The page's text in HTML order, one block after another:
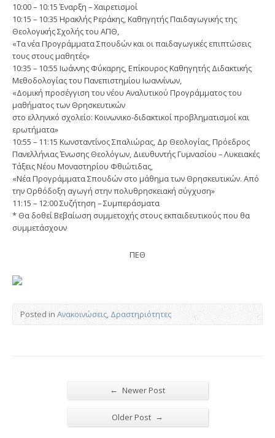
10:00 – 10:15 Έναρξη – Χαιρετισμοί
10:15 – 10:35 Ηρακλής Ρεράκης, Καθηγητής Παιδαγωγικής της
Θεολογικής Σχολής του ΑΠΘ,
«Τα νέα Προγράμματα Σπουδών και οι παιδαγωγικές επιπτώσεις
τους στους μαθητές»
10:35 – 10:55 Ιωάννης Φύκαρης, Επίκουρος Καθηγητής Διδακτικής
Μεθοδολογίας του Πανεπιστημίου Ιωαννίνων,
«Δομική προσέγγιση του νέου Αναλυτικού Προγράμματος του
μαθήματος των Θρησκευτικών
στο ελληνικό σχολείο: Κοινωνικο-διδακτικοί προβληματισμοί και
ερωτήματα»
10:55 – 11:15 Κωνσταντίνος Σπαλιώρας, Δρ Θεολογίας, Πρόεδρος
Πανελλήνιας Ένωσης Θεολόγων, Διευθυντής Γυμνασίου – Λυκειακές
Τάξεις Νέου Μοναστηρίου Φθιώτιδας,
«Νέα Προγράμματα Σπουδών στο μάθημα των Θρησκευτικών. Από
την Ορθόδοξη αγωγή στην πολυθρησκειακή σύγχυση»
11:15 – 12:00 Συζήτηση – Συμπεράσματα
* Θα δοθεί Βεβαίωση συμμετοχής στους εκπαιδευτικούς που θα
συμμετάσχουν
ΠΕΘ
Posted in Ανακοινώσεις,Δραστηριότητες
← Newer Post
Older Post →